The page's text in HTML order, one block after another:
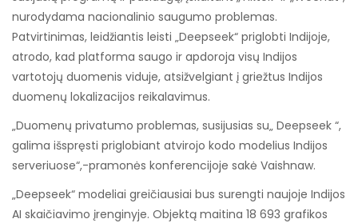
nurodydama nacionalinio saugumo problemas.
Patvirtinimas, leidžiantis leisti „Deepseek“ priglobti Indijoje,
atrodo, kad platforma saugo ir apdoroja visų Indijos
vartotojų duomenis viduje, atsižvelgiant į griežtus Indijos
duomenų lokalizacijos reikalavimus.
„Duomenų privatumo problemas, susijusias su„ Deepseek “,
galima išspręsti priglobiant atvirojo kodo modelius Indijos
serveriuose“,-pramonės konferencijoje sakė Vaishnaw.
„Deepseek“ modeliai greičiausiai bus surengti naujoje Indijos
AI skaičiavimo įrenginyje. Objektą maitina 18 693 grafikos